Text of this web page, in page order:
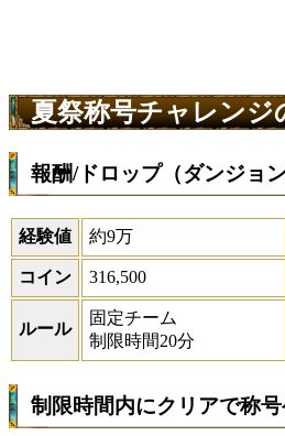
夏祭称号チャレンジ
報酬/ドロップ（ダンジョン
経験値 約9万
コイン 316,500
ルール
固定チーム
制限時間20分
制限時間内にクリアで称号